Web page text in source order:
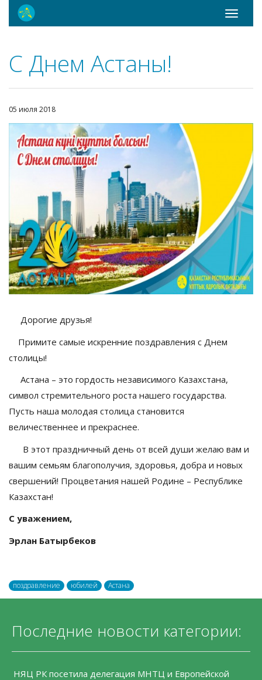
Toggle
С Днем Астаны!
05 июля 2018
Дорогие друзья!
Примите самые искренние поздравления с Днем
столицы!
Астана – это гордость независимого Казахстана,
символ стремительного роста нашего государства.
Пусть наша молодая столица становится
величественнее и прекраснее.
В этот праздничный день от всей души желаю вам и
вашим семьям благополучия, здоровья, добра и новых
свершений! Процветания нашей Родине – Республике
Казахстан!
С уважением,
Эрлан Батырбеков
поздравление юбилей Астана
Последние новости категории:
НЯЦ РК посетила делегация МНТЦ и Европейской